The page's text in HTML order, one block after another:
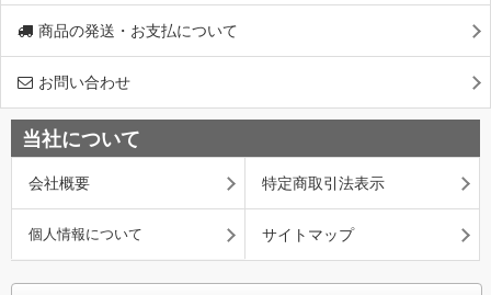
商品の発送・お支払について
お問い合わせ
当社について
会社概要 特定商取引法表示
個人情報について サイトマップ